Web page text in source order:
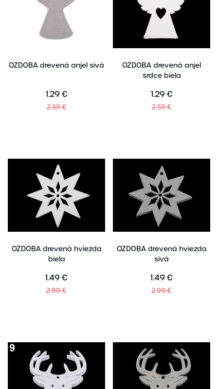
OZDOBA drevená anjel sivá
1.29 €
2.59 €
OZDOBA drevená anjel
srdce biela
1.29 €
2.59 €
OZDOBA drevená hviezda
biela
1.49 €
2.99 €
OZDOBA drevená hviezda
sivá
1.49 €
2.99 €